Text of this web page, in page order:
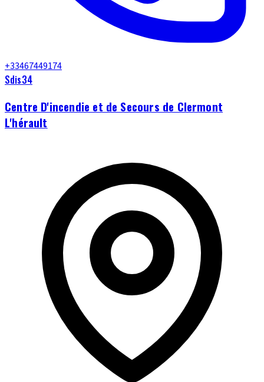
+33467449174
Sdis34
Centre D'incendie et de Secours de Clermont
L'hérault